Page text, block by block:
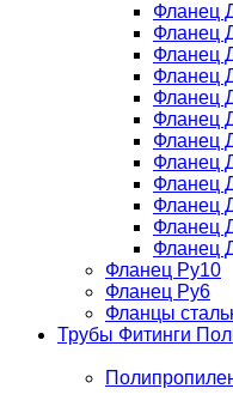
Фланец
Фланец
Фланец
Фланец
Фланец
Фланец
Фланец
Фланец
Фланец
Фланец
Фланец
Фланец
Фланец Ру10
Фланец Ру6
Фланцы
Трубы Фитинги